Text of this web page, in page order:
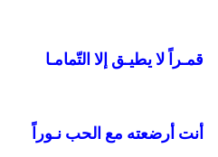
قمـراً لا يطيـق إلا التّمامـا
أنت أرضعته مع الحب نـوراً